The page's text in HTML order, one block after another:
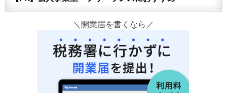
＼開業届を書くなら／